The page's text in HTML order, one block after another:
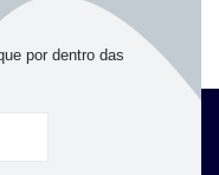
por dentro das